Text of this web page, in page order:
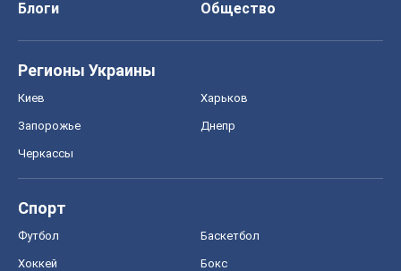
Блоги
Общество
Регионы Украины
Киев Харьков
Запорожье Днепр
Черкассы
Спорт
Футбол Баскетбол
Хоккей Бокс